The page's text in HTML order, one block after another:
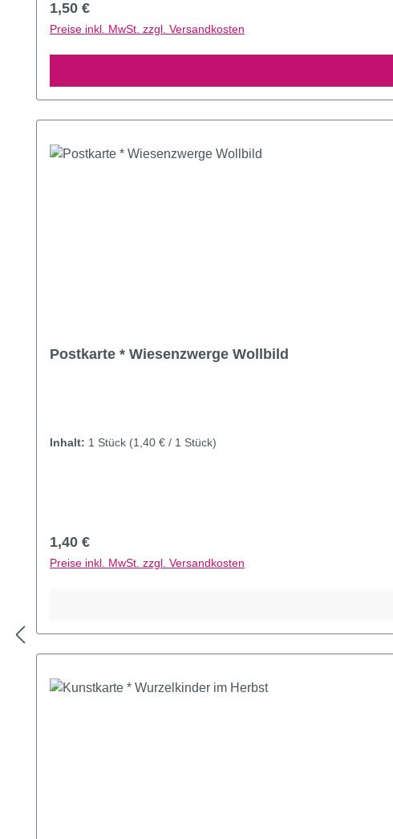
Regulärer Preis:
1,50 €
Preise inkl. MwSt. zzgl. Versandkosten
Postkarte * Wiesenzwerge Wollbild
Inhalt: 1 Stück (1,40 € / 1 Stück)
Regulärer Preis:
1,40 €
Preise inkl. MwSt. zzgl. Versandkosten